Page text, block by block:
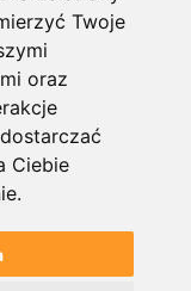
Twoje
oraz
Ciebie
.
połączyć
dłużej niż do
0